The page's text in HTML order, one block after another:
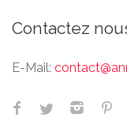
Contactez
E-Mail: